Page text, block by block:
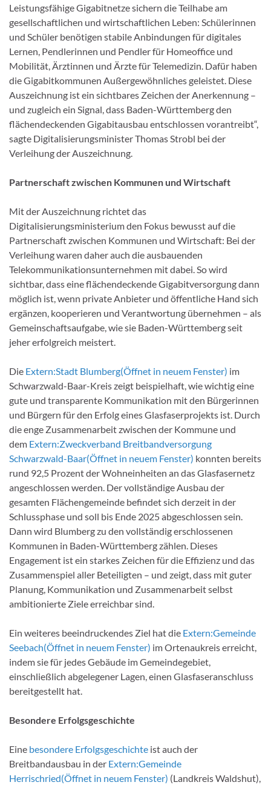
Leistungsfähige Gigabitnetze sichern die Teilhabe am
gesellschaftlichen und wirtschaftlichen Leben: Schülerinnen
und Schüler benötigen stabile Anbindungen für digitales
Lernen, Pendlerinnen und Pendler für Homeoffice und
Mobilität, Ärztinnen und Ärzte für Telemedizin. Dafür haben
die Gigabitkommunen Außergewöhnliches geleistet. Diese
Auszeichnung ist ein sichtbares Zeichen der Anerkennung –
und zugleich ein Signal, dass Baden-Württemberg den
flächendeckenden Gigabitausbau entschlossen vorantreibt“,
sagte Digitalisierungsminister Thomas Strobl bei der
Verleihung der Auszeichnung.
Partnerschaft zwischen Kommunen und Wirtschaft
Mit der Auszeichnung richtet das
Digitalisierungsministerium den Fokus bewusst auf die
Partnerschaft zwischen Kommunen und Wirtschaft: Bei der
Verleihung waren daher auch die ausbauenden
Telekommunikationsunternehmen mit dabei. So wird
sichtbar, dass eine flächendeckende Gigabitversorgung dann
möglich ist, wenn private Anbieter und öffentliche Hand sich
ergänzen, kooperieren und Verantwortung übernehmen – als
Gemeinschaftsaufgabe, wie sie Baden-Württemberg seit
jeher erfolgreich meistert.
Die Extern:Stadt Blumberg(Öffnet in neuem Fenster) im
Schwarzwald-Baar-Kreis zeigt beispielhaft, wie wichtig eine
gute und transparente Kommunikation mit den Bürgerinnen
und Bürgern für den Erfolg eines Glasfaserprojekts ist. Durch
die enge Zusammenarbeit zwischen der Kommune und
dem Extern:Zweckverband Breitbandversorgung
Schwarzwald-Baar(Öffnet in neuem Fenster) konnten bereits
rund 92,5 Prozent der Wohneinheiten an das Glasfasernetz
angeschlossen werden. Der vollständige Ausbau der
gesamten Flächengemeinde befindet sich derzeit in der
Schlussphase und soll bis Ende 2025 abgeschlossen sein.
Dann wird Blumberg zu den vollständig erschlossenen
Kommunen in Baden-Württemberg zählen. Dieses
Engagement ist ein starkes Zeichen für die Effizienz und das
Zusammenspiel aller Beteiligten – und zeigt, dass mit guter
Planung, Kommunikation und Zusammenarbeit selbst
ambitionierte Ziele erreichbar sind.
Ein weiteres beeindruckendes Ziel hat die Extern:Gemeinde
Seebach(Öffnet in neuem Fenster) im Ortenaukreis erreicht,
indem sie für jedes Gebäude im Gemeindegebiet,
einschließlich abgelegener Lagen, einen Glasfaseranschluss
bereitgestellt hat.
Besondere Erfolgsgeschichte
Eine besondere Erfolgsgeschichte ist auch der
Breitbandausbau in der Extern:Gemeinde
Herrischried(Öffnet in neuem Fenster) (Landkreis Waldshut),